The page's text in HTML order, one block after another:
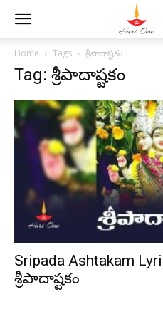
Home Tags శ్రీపాదాష్టకం
Tag: శ్రీపాదాష్టకం
Sripada Ashtakam
శ్రీపాదాష్టకం